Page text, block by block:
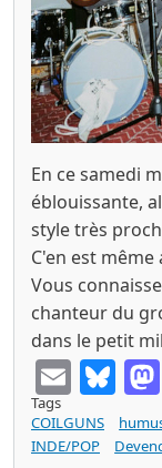
En ce samedi
éblouissante,
style très
C'en est même
Vous
chanteur du
dans le petit
Email
Tags
COILGUNS
INDE/POP